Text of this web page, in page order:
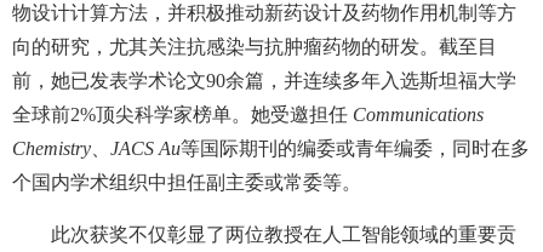
物设计计算方法，并积极推动新药设计及药物作用机制等方
向的研究，尤其关注抗感染与抗肿瘤药物的研发。截至目
前，她已发表学术论文90余篇，并连续多年入选斯坦福大学
全球前2%顶尖科学家榜单。她受邀担任 Communications
Chemistry
JACS Au等国际期刊的编委或青年编委，同时在多
个国内学术组织中担任副主委或常委等。
此次获奖不仅彰显了两位教授在人工智能领域的重要贡